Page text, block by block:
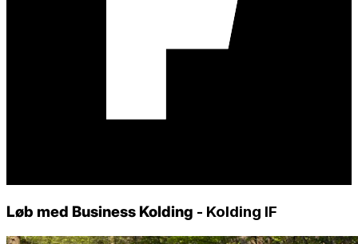
Løb med Business Kolding - Kolding IF